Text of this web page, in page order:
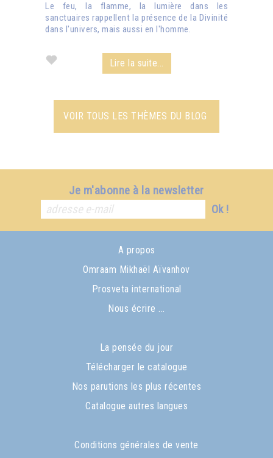
Le feu, la flamme, la lumière dans les
sanctuaires rappellent la présence de la Divinité
dans l'univers, mais aussi en l'homme.
Lire la suite...
VOIR TOUS LES THÈMES DU BLOG
Je m'abonne à la newsletter
Ok !
A propos
Omraam Mikhaël Aïvanhov
Prosveta international
Nous écrire ...
La pensée du jour
Télécharger le catalogue
Nos parutions les plus récentes
Catalogue autres langues
Conditions générales de vente